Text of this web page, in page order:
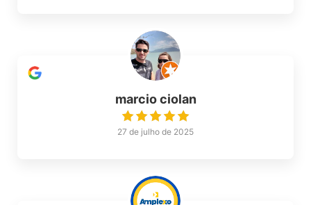
marcio ciolan
27 de julho de 2025